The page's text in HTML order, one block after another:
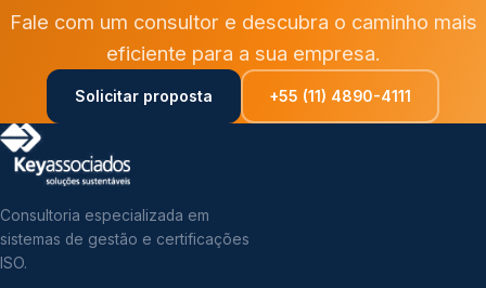
Fale com um consultor e descubra o caminho mais
eficiente para a sua empresa.
Solicitar proposta +55 (11) 4890-4111
Consultoria especializada em
sistemas de gestão e certificações
ISO.